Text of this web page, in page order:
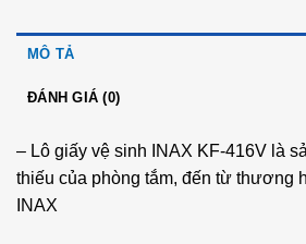
MÔ TẢ
ĐÁNH GIÁ (0)
– Lô giấy vệ sinh INAX KF-416V là
thiếu của phòng tắm, đến từ thương
INAX